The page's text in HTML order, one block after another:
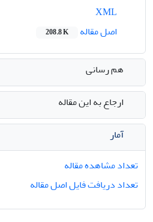
اصل مقاله
208.8 K
هم رسانی
ارجاع به این مقاله
آمار
تعداد مشاهده مقاله
تعداد دریافت فایل اصل مقاله